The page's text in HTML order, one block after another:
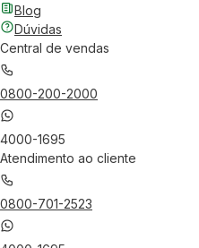
Blog
Dúvidas
Central de vendas
0800-200-2000
4000-1695
Atendimento ao cliente
0800-701-2523